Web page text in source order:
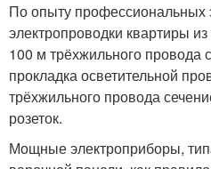
По опыту профессиональных
электропроводки квартиры
100 м трёхжильного провода
прокладка осветительной
трёхжильного провода
розеток.
Мощные электроприборы,